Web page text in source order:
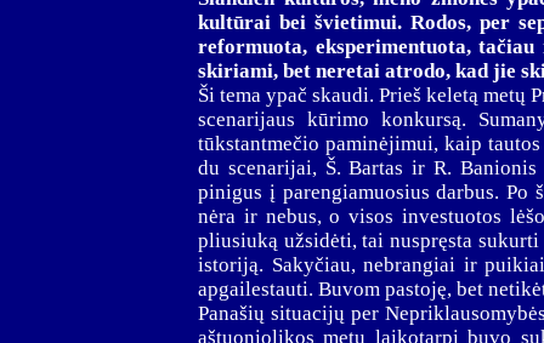
kultūrai bei švietimui. Rodos, per
reformuota, eksperimentuota,
skiriami, bet neretai atrodo, kad jie
Ši tema ypač skaudi. Prieš keletą metų
scenarijaus kūrimo konkursą.
tūkstantmečio paminėjimui, kaip
du scenarijai, Š. Bartas ir R.
pinigus į parengiamuosius darbus.
nėra ir nebus, o visos investuotos
pliusiuką užsidėti, tai nuspręsta
istoriją. Sakyčiau, nebrangiai ir
apgailestauti. Buvom pastoję, bet
Panašių situacijų per
aštuoniolikos metų laikotarpį buvo